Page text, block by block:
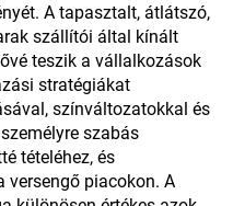
A tapasztalt, átlátszó,
szállítói által kínált
teszik a vállalkozások
stratégiákat
színváltozatokkal és
szabás
tételéhez, és
versengő piacokon. A